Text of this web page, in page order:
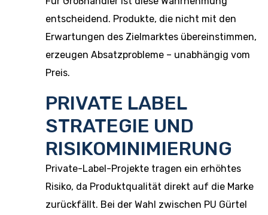
entscheidend. Produkte, die nicht mit den
Erwartungen des Zielmarktes übereinstimmen,
erzeugen Absatzprobleme – unabhängig vom
Preis.
PRIVATE LABEL
STRATEGIE UND
RISIKOMINIMIERUNG
Private-Label-Projekte tragen ein erhöhtes
Risiko, da Produktqualität direkt auf die Marke
zurückfällt. Bei der Wahl zwischen PU Gürtel